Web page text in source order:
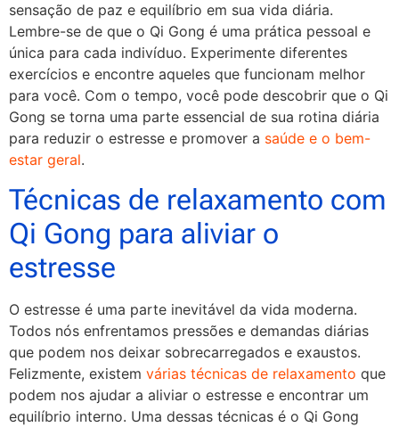
sensação de paz e equilíbrio em sua vida diária.
Lembre-se de que o Qi Gong é uma prática pessoal e
única para cada indivíduo. Experimente diferentes
exercícios e encontre aqueles que funcionam melhor
para você. Com o tempo, você pode descobrir que o Qi
Gong se torna uma parte essencial de sua rotina diária
para reduzir o estresse e promover a saúde e o bem-
estar geral.
Técnicas de relaxamento com
Qi Gong para aliviar o
estresse
O estresse é uma parte inevitável da vida moderna.
Todos nós enfrentamos pressões e demandas diárias
que podem nos deixar sobrecarregados e exaustos.
Felizmente, existem várias técnicas de relaxamento que
podem nos ajudar a aliviar o estresse e encontrar um
equilíbrio interno. Uma dessas técnicas é o Qi Gong